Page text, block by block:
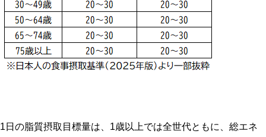
1日の脂質摂取目標量は、1歳以上では全世代ともに、総エネ